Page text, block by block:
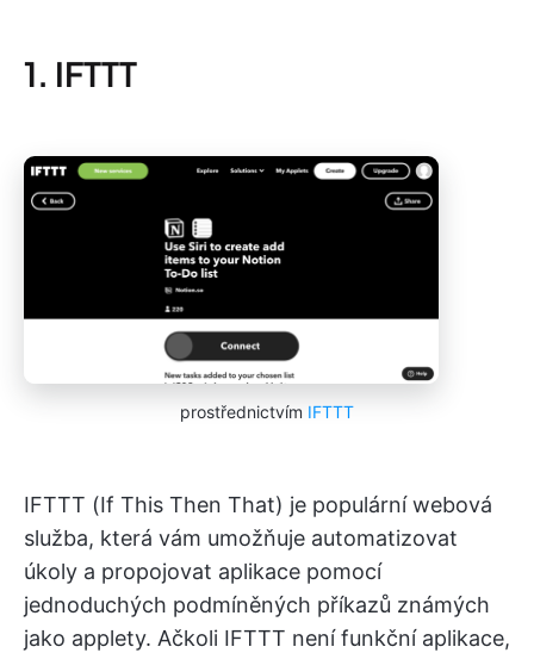
1. IFTTT
prostřednictvím IFTTT
IFTTT (If This Then That) je populární webová
služba, která vám umožňuje automatizovat
úkoly a propojovat aplikace pomocí
jednoduchých podmíněných příkazů známých
jako applety. Ačkoli IFTTT není funkční aplikace,